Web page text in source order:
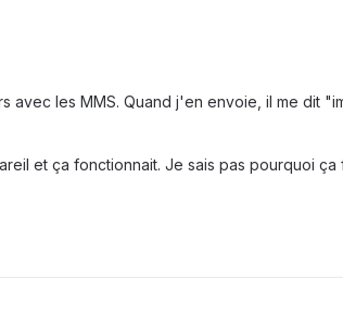
avec les MMS. Quand j'en envoie, il me dit
et ça fonctionnait. Je sais pas pourquoi ça